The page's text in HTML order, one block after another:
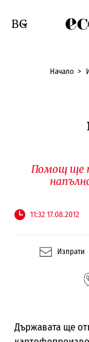
Смяна на език
Начало
Помощ ще
11:32 17.08.2012
Изпрати
Държавата ще